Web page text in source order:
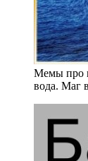
Мемы про
вода. Маг